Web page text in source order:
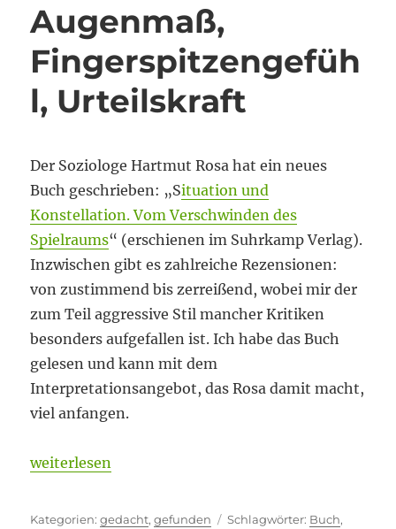
Augenmaß,
Fingerspitzengefüh
l, Urteilskraft
Der Soziologe Hartmut Rosa hat ein neues
Buch geschrieben: „Situation und
Konstellation. Vom Verschwinden des
Spielraums“ (erschienen im Suhrkamp Verlag).
Inzwischen gibt es zahlreiche Rezensionen:
von zustimmend bis zerreißend, wobei mir der
zum Teil aggressive Stil mancher Kritiken
besonders aufgefallen ist. Ich habe das Buch
gelesen und kann mit dem
Interpretationsangebot, das Rosa damit macht,
viel anfangen.
„Augenmaß, Fingerspitzengefühl, Urteilskraft“
weiterlesen
Kategorien
gedacht,gefunden Schlagwörter
Buch,